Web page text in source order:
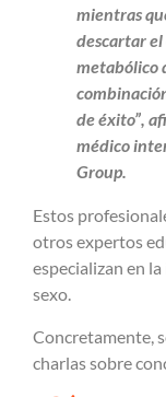
mientras
descartar
metabólico
de éxito”,
médico
Group.
Estos
otros expertos
especializan en
sexo.
Concretamente,
charlas sobre